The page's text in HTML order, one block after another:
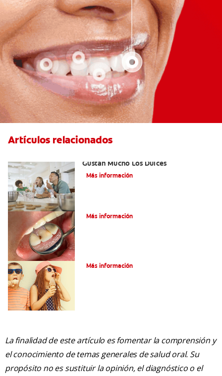
Artículos relacionados
Gustan Mucho Los Dulces
Más información
Más información
Más información
La finalidad de este artículo es fomentar la comprensión y
el conocimiento de temas generales de salud oral. Su
propósito no es sustituir la opinión, el diagnóstico o el